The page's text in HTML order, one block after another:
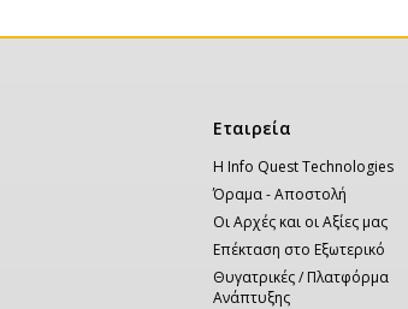
Κεντρική
πλοήγηση
Εταιρεία
Η Info Quest Technologies
Όραμα - Αποστολή
Οι Αρχές και οι Αξίες μας
Επέκταση στο Εξωτερικό
Θυγατρικές / Πλατφόρμα
Ανάπτυξης